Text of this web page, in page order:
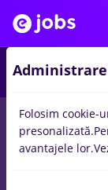
Salarii
Administrare
Folosim
presonalizată.
avantajele lor.